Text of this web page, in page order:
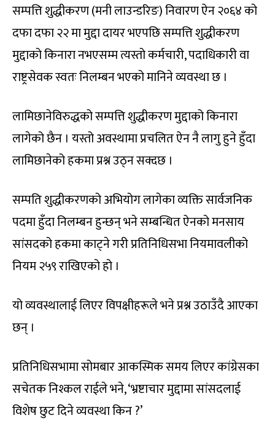
सम्पत्ति शुद्धीकरण (मनी लाउन्डरिङ) निवारण ऐन २०६४ को
दफा दफा २२ मा मुद्दा दायर भएपछि सम्पत्ति शुद्धीकरण
मुद्दाको किनारा नभएसम्म त्यस्तो कर्मचारी, पदाधिकारी वा
राष्ट्रसेवक स्वतः निलम्बन भएको मानिने व्यवस्था छ ।
लामिछानेविरुद्धको सम्पत्ति शुद्धीकरण मुद्दाको किनारा
लागेको छैन । यस्तो अवस्थामा प्रचलित ऐन नै लागु हुने हुँदा
लामिछानेको हकमा प्रश्न उठ्न सक्दछ ।
सम्पति शुद्धीकरणको अभियोग लागेका व्यक्ति सार्वजनिक
पदमा हुँदा निलम्बन हुन्छन् भने सम्बन्धित ऐनको मनसाय
सांसदको हकमा काट्ने गरी प्रतिनिधिसभा नियमावलीको
नियम २५९ राखिएको हो ।
यो व्यवस्थालाई लिएर विपक्षीहरूले भने प्रश्न उठाउँदै आएका
छन् ।
प्रतिनिधिसभामा सोमबार आकस्मिक समय लिएर कांग्रेसका
सचेतक निश्कल राईले भने, ‘भ्रष्टाचार मुद्दामा सांसदलाई
विशेष छुट दिने व्यवस्था किन ?’